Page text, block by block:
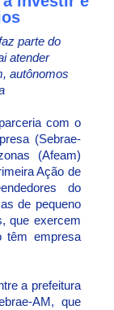
parte do
atender
autônomos
com o
(Sebrae-
(Afeam)
Ação de
do
de pequeno
que exercem
têm empresa
a prefeitura
AM, que